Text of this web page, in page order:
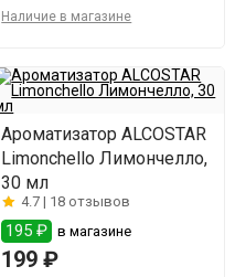
Наличие в магазине
Ароматизатор ALCOSTAR
Limonchello Лимончелло,
30 мл
4.7 | 18 отзывов
195 ₽ в магазине
199 ₽